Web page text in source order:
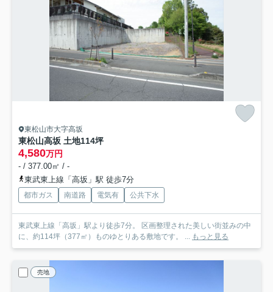
東松山市大字高坂
東松山高坂 土地114坪
4,580万円
- / 377.00㎡ / -
東武東上線「高坂」駅 徒歩7分
都市ガス 南道路 電気有 公共下水
東武東上線「高坂」駅より徒歩7分。 区画整理された美しい街並みの中
もっと見る
売地